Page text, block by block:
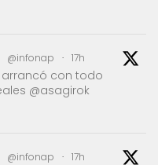
@infonap · 17h
con todo
@asagirok
@infonap · 17h